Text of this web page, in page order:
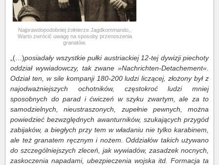
Najprawdopodobniej żołnierze Jagdkommando,.
Warto zwrócić uwagę na sposoby przenoszenia
granatów.
„(…)posiadały wszystkie pułki austriackiej 12-tej dywizji piechoty
oddział wywiadowczy, tak zwane »Nachrichten-Detachement«.
Odział ten, w sile kompanji 180-200 ludzi liczącej, złożony był z
najodważniejszych ochotników, częstokroć ludzi mniej
sposobnych do parad i ćwiczeń w szyku zwartym, ale za to
samodzielnych, nieustraszonych, zupełnie pewnych, można
powiedzieć bezwzględnych awanturników, szukających przygód
zabijaków, a biegłych przy tem w władaniu nie tylko karabinem,
ale też granatem ręcznym i nożem. Oddziałów takich używano
do szczególniejszych zleceń, jak wywiadów, zasadzek nocnych,
zaskoczenia napadami, ubezpieczenia wojska itd. Formacja ta